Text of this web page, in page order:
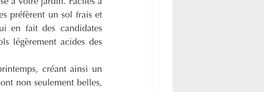
à votre jardin. Faciles à
préfèrent un sol frais et
en fait des candidates
créant ainsi un
non seulement belles,